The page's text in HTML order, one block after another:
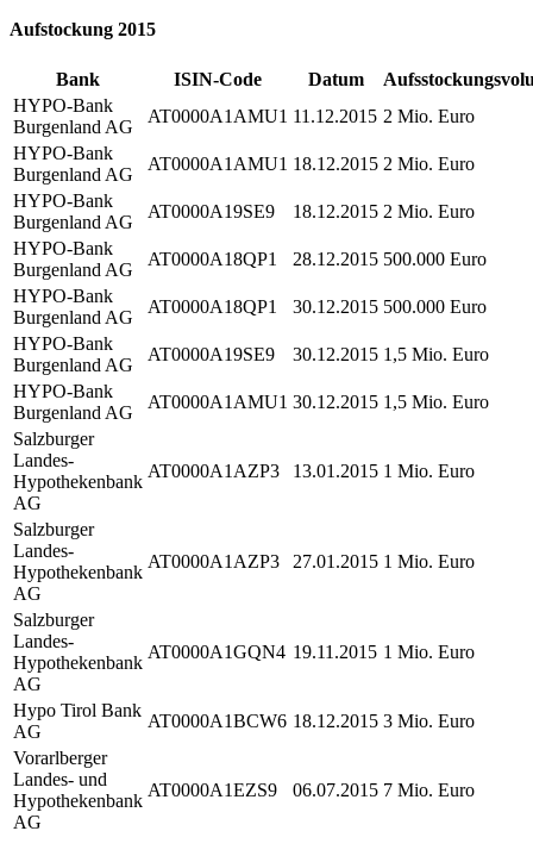
Aufstockung 2015
Bank ISIN-Code Datum
HYPO-Bank
Burgenland AG
AT0000A1AMU1 11.12.2015 2 Mio. Euro
HYPO-Bank
Burgenland AG
AT0000A1AMU1 18.12.2015 2 Mio. Euro
HYPO-Bank
Burgenland AG
AT0000A19SE9 18.12.2015 2 Mio. Euro
HYPO-Bank
Burgenland AG
AT0000A18QP1 28.12.2015 500.000 Euro
HYPO-Bank
Burgenland AG
AT0000A18QP1 30.12.2015 500.000 Euro
HYPO-Bank
Burgenland AG
AT0000A19SE9 30.12.2015 1,5 Mio. Euro
HYPO-Bank
Burgenland AG
AT0000A1AMU1 30.12.2015 1,5 Mio. Euro
Salzburger
Landes-
Hypothekenbank
AG
AT0000A1AZP3 13.01.2015 1 Mio. Euro
Salzburger
Landes-
Hypothekenbank
AG
AT0000A1AZP3 27.01.2015 1 Mio. Euro
Salzburger
Landes-
Hypothekenbank
AG
AT0000A1GQN4 19.11.2015 1 Mio. Euro
Hypo Tirol Bank
AG
AT0000A1BCW6 18.12.2015 3 Mio. Euro
Vorarlberger
Landes- und
Hypothekenbank
AG
AT0000A1EZS9 06.07.2015 7 Mio. Euro